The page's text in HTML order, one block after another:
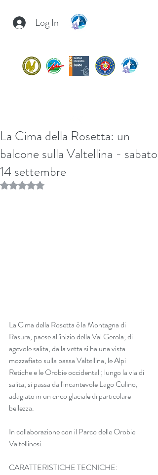
Log In
La Cima della Rosetta: un
balcone sulla Valtellina - sabato
14 settembre
Rated NaN out of 5 stars.
La Cima della Rosetta è la Montagna di
Rasura, paese all'inizio della Val Gerola; di
agevole salita, dalla vetta si ha una vista
mozzafiato sulla bassa Valtellina, le Alpi
Retiche e le Orobie occidentali; lungo la via di
salita, si passa dall'incantevole Lago Culino,
adagiato in un circo glaciale di particolare
bellezza.
In collaborazione con il Parco delle Orobie
Valtellinesi.
CARATTERISTICHE TECNICHE: